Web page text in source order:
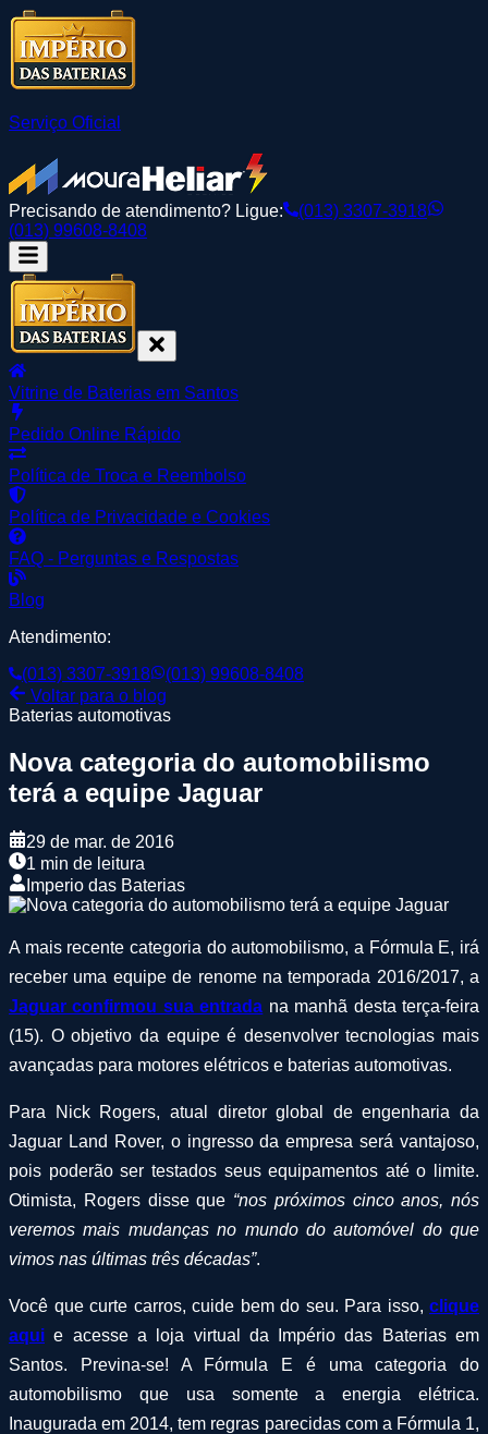
Serviço Oficial
Precisando de atendimento? Ligue:
(013) 3307-3918
(013) 99608-8408
Vitrine de Baterias em Santos
Pedido Online Rápido
Política de Troca e Reembolso
Política de Privacidade e Cookies
FAQ - Perguntas e Respostas
Blog
Atendimento:
(013) 3307-3918
(013) 99608-8408
Voltar para o blog
Baterias automotivas
Nova categoria do automobilismo
terá a equipe Jaguar
29 de mar. de 2016
1 min de leitura
Imperio das Baterias
A mais recente categoria do automobilismo, a Fórmula E, irá
receber uma equipe de renome na temporada 2016/2017, a
Jaguar confirmou sua entrada na manhã desta terça-feira
(15). O objetivo da equipe é desenvolver tecnologias mais
avançadas para motores elétricos e baterias automotivas.
Para Nick Rogers, atual diretor global de engenharia da
Jaguar Land Rover, o ingresso da empresa será vantajoso,
pois poderão ser testados seus equipamentos até o limite.
Otimista, Rogers disse que “nos próximos cinco anos, nós
veremos mais mudanças no mundo do automóvel do que
vimos nas últimas três décadas”.
Você que curte carros, cuide bem do seu. Para isso, clique
aqui e acesse a loja virtual da Império das Baterias em
Santos. Previna-se! A Fórmula E é uma categoria do
automobilismo que usa somente a energia elétrica.
Inaugurada em 2014, tem regras parecidas com a Fórmula 1,